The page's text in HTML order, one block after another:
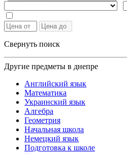
Свернуть поиск
Другие предметы в днепре
Английский язык
Математика
Украинский язык
Алгебра
Геометрия
Начальная школа
Немецкий язык
Подготовка к школе